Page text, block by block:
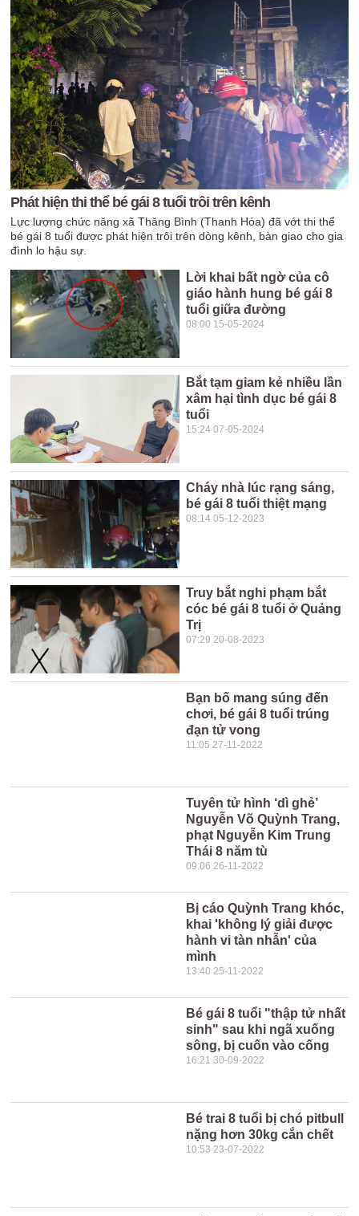
Phát hiện thi thể bé gái 8 tuổi trôi trên kênh
Lực lượng chức năng xã Thăng Bình (Thanh Hóa) đã vớt thi thể
bé gái 8 tuổi được phát hiện trôi trên dòng kênh, bàn giao cho gia
đình lo hậu sự.
Lời khai bất ngờ của cô
giáo hành hung bé gái 8
tuổi giữa đường
08:00 15-05-2024
Bắt tạm giam kẻ nhiều lần
xâm hại tình dục bé gái 8
tuổi
15:24 07-05-2024
Cháy nhà lúc rạng sáng,
bé gái 8 tuổi thiệt mạng
08:14 05-12-2023
Truy bắt nghi phạm bắt
cóc bé gái 8 tuổi ở Quảng
Trị
07:29 20-08-2023
Bạn bố mang súng đến
chơi, bé gái 8 tuổi trúng
đạn tử vong
11:05 27-11-2022
Tuyên tử hình ‘dì ghẻ’
Nguyễn Võ Quỳnh Trang,
phạt Nguyễn Kim Trung
Thái 8 năm tù
09:06 26-11-2022
Bị cáo Quỳnh Trang khóc,
khai 'không lý giải được
hành vi tàn nhẫn' của
mình
13:40 25-11-2022
Bé gái 8 tuổi "thập tử nhất
sinh" sau khi ngã xuống
sông, bị cuốn vào cống
16:21 30-09-2022
Bé trai 8 tuổi bị chó pitbull
nặng hơn 30kg cắn chết
10:53 23-07-2022